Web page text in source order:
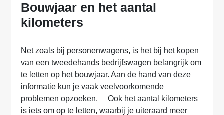
Bouwjaar en het aantal
kilometers
Net zoals bij personenwagens, is het bij het kopen
van een tweedehands bedrijfswagen belangrijk om
te letten op het bouwjaar. Aan de hand van deze
informatie kun je vaak veelvoorkomende
problemen opzoeken. Ook het aantal kilometers
is iets om op te letten, waarbij je uiteraard meer